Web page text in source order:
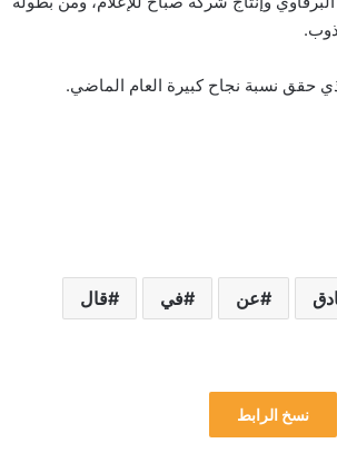
حقق نسبة نجاح كبيرة العام الماضي.
عن في قال
نسخ الرابط